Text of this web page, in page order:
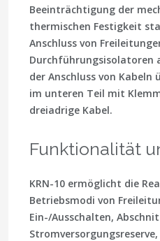
Beeinträchtigung der
thermischen Festigkeit
Anschluss von
Durchführungsisolatoren
der Anschluss von
im unteren Teil mit
dreiadrige Kabel.
Funktionalität
KRN-10 ermöglicht die
Betriebsmodi von
Ein-/Ausschalten,